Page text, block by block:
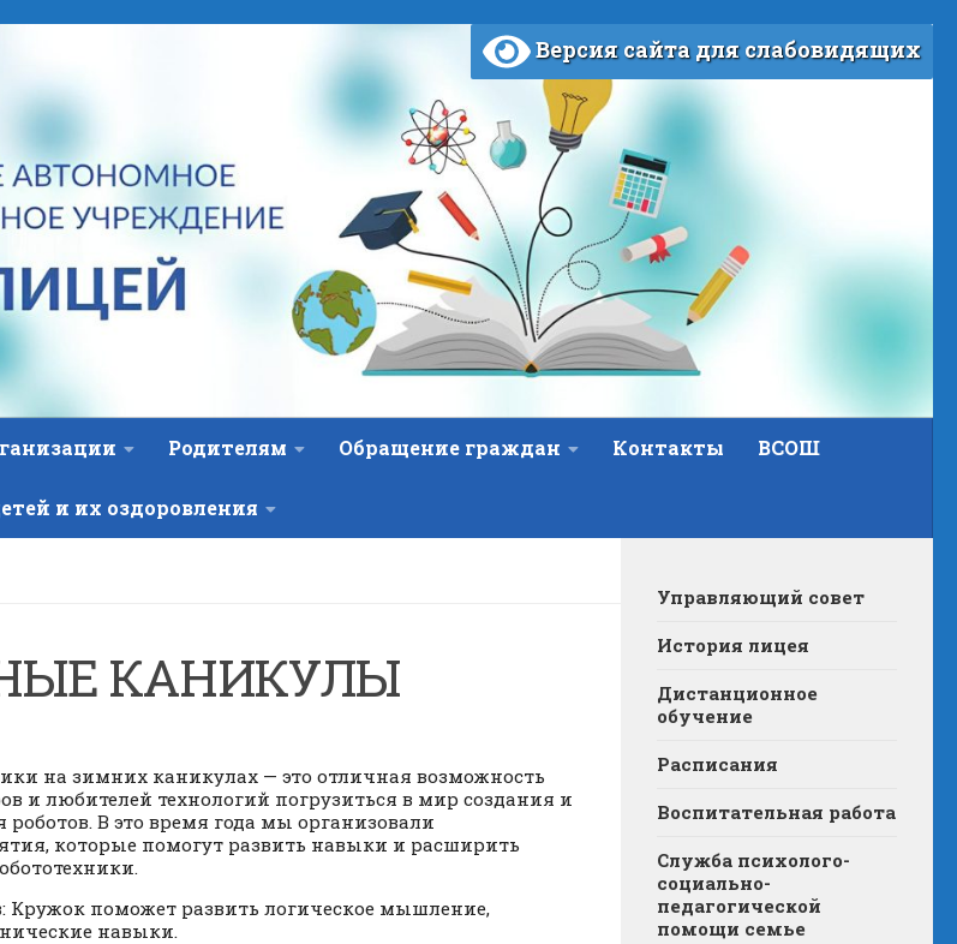
Версия сайта для слабовидящих
Родителям Обращение граждан Контакты ВСОШ
и их оздоровления
КАНИКУЛЫ
на зимних каникулах — это отличная возможность
и любителей технологий погрузиться в мир создания и
В это время года мы организовали
которые помогут развить навыки и расширить
Кружок поможет развить логическое мышление,
навыки.
Управляющий совет
История лицея
Дистанционное
обучение
Расписания
Воспитательная работа
Служба психолого-
социально-
педагогической
помощи семье